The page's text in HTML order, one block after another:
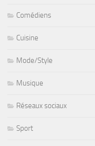
Comédiens
Cuisine
Mode/Style
Musique
Réseaux sociaux
Sport